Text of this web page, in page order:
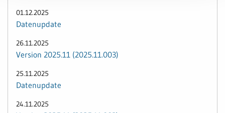
01.12.2025
Datenupdate
26.11.2025
Version 2025.11 (2025.11.003)
25.11.2025
Datenupdate
24.11.2025